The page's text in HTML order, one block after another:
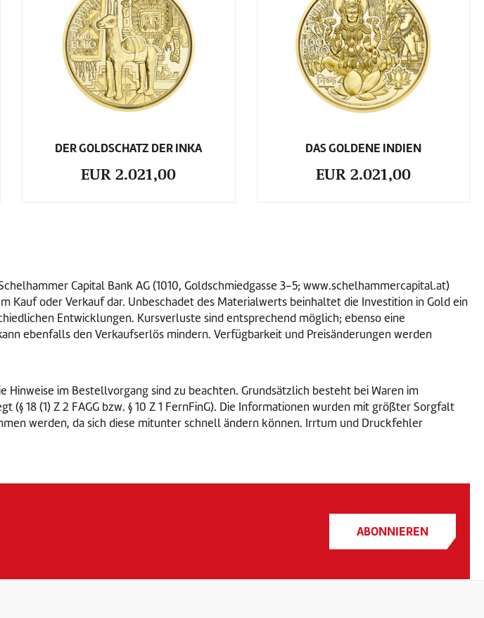
DER GOLDSCHATZ DER INKA
EUR 2.021,00
DAS GOLDENE INDIEN
EUR 2.021,00
Capital Bank AG (1010, Goldschmiedgasse 3-5; www.schelhammercapital.at)
oder Verkauf dar. Unbeschadet des Materialwerts beinhaltet die Investition in Gold ein
Entwicklungen. Kursverluste sind entsprechend möglich; ebenso eine
ebenfalls den Verkaufserlös mindern. Verfügbarkeit und Preisänderungen werden
im Bestellvorgang sind zu beachten. Grundsätzlich besteht bei Waren im
18 (1) Z 2 FAGG bzw. § 10 Z 1 FernFinG). Die Informationen wurden mit größter Sorgfalt
werden, da sich diese mitunter schnell ändern können. Irrtum und Druckfehler
ABONNIEREN